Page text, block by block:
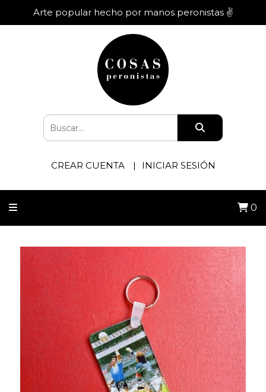
Arte popular hecho por manos peronistas ✌️
CREAR CUENTA INICIAR SESIÓN
0